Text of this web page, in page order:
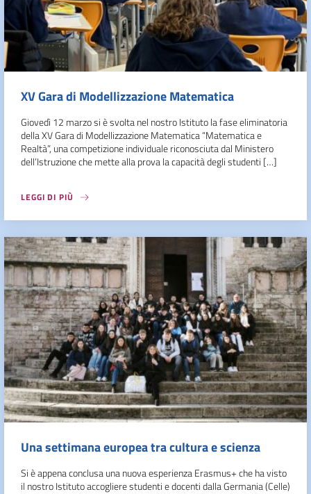
XV Gara di Modellizzazione Matematica
Giovedì 12 marzo si è svolta nel nostro Istituto la fase eliminatoria
della XV Gara di Modellizzazione Matematica “Matematica e
Realtà”, una competizione individuale riconosciuta dal Ministero
dell’Istruzione che mette alla prova la capacità degli studenti […]
LEGGI DI PIÙ
Una settimana europea tra cultura e scienza
Si è appena conclusa una nuova esperienza Erasmus+ che ha visto
il nostro Istituto accogliere studenti e docenti dalla Germania (Celle)